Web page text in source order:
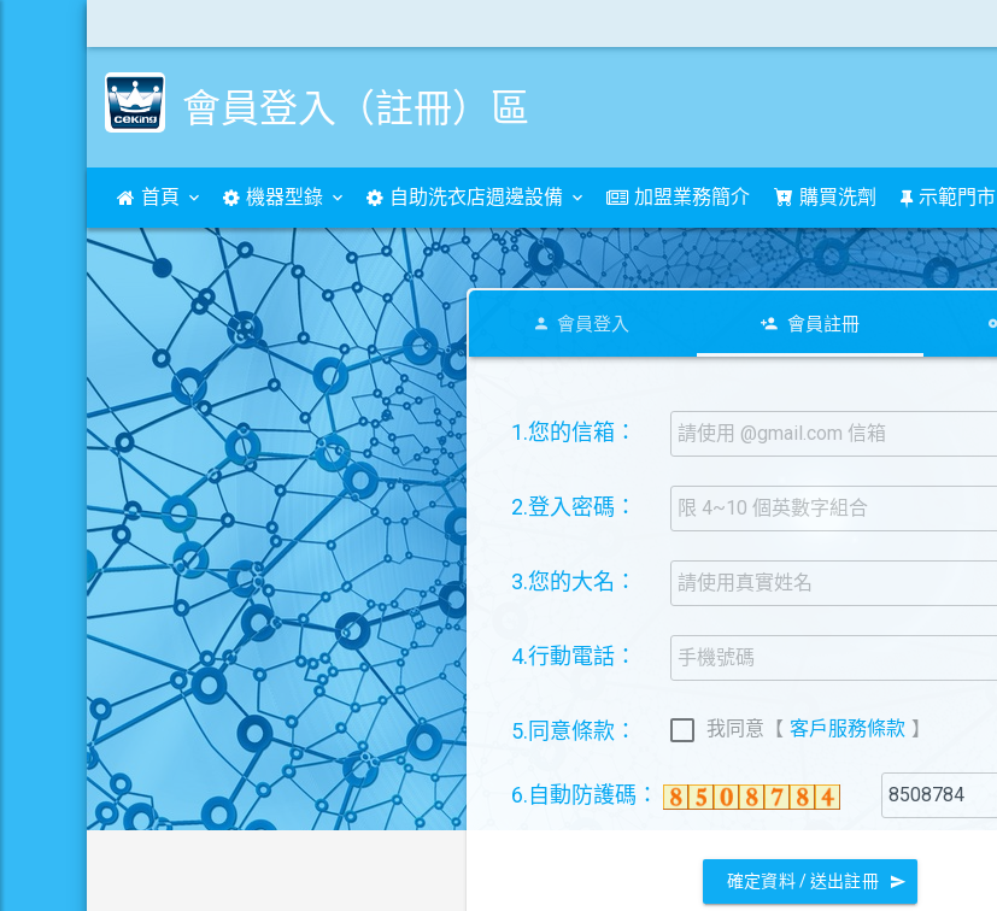
會員登入（註冊）區
首頁 機器型錄 自助洗衣店週邊設備 加盟業務簡介 購買洗劑 示範門市
會員登入 會員註冊
1.您的信箱：
2.登入密碼：
3.您的大名：
4.行動電話：
5.同意條款： 我同意 【 客戶服務條款 】
6.自動防護碼：
確定資料 / 送出註冊